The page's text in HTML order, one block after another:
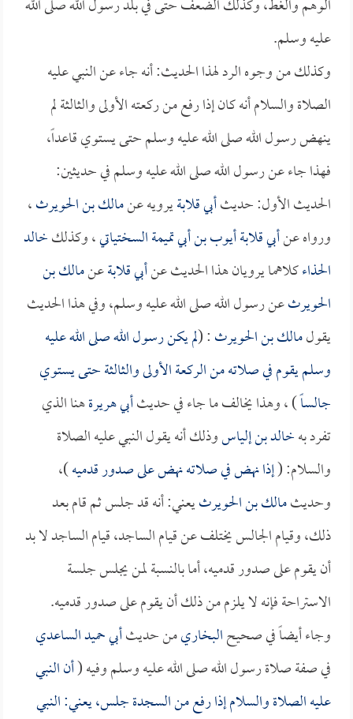
الوهم والغط، وكذلك الضعف حتى في بلد رسول الله صلى الله
عليه وسلم.
وكذلك من وجوه الرد لهذا الحديث: أنه جاء عن النبي عليه
الصلاة والسلام أنه كان إذا رفع من ركعته الأولى والثالثة لم
ينهض رسول الله صلى الله عليه وسلم حتى يستوي قاعداً،
فهذا جاء عن رسول الله صلى الله عليه وسلم في حديثين:
الحديث الأول: حديثأبي قلابةيرويه عنمالك بن الحويرث،
ورواه عنأبي قلابةأيوب بن أبي تميمة السختياتي، وكذلكخالد
الحذاءكلاهما يرويان هذا الحديث عنأبي قلابةعنمالك بن
الحويرثعن رسول الله صلى الله عليه وسلم، وفي هذا الحديث
يقولمالك بن الحويرث: (لم يكن رسول الله صلى الله عليه
وسلم يقوم في صلاته من الركعة الأولى والثالثة حتى يستوي
جالساً) ، وهذا يخالف ما جاء في حديثأبي هريرةهنا الذي
تفرد بهخالد بن إلياسوذلك أنه يقول النبي عليه الصلاة
والسلام: (إذا نهض في صلاته نهض على صدور قدميه)،
وحديثمالك بن الحويرثيعني: أنه قد جلس ثم قام بعد
ذلك، وقيام الجالس يختلف عن قيام الساجد، قيام الساجد لا بد
أن يقوم على صدور قدميه، أما بالنسبة لمن يجلس جلسة
الاستراحة فإنه لا يلزم من ذلك أن يقوم على صدور قدميه.
وجاء أيضاً في صحيحالبخاريمن حديثأبي حميد الساعدي
في صفة صلاة رسول الله صلى الله عليه وسلم وفيه (أن النبي
عليه الصلاة والسلام إذا رفع من السجدة جلس، يعني: النبي